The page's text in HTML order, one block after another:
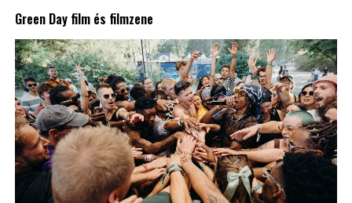
Green Day film és filmzene